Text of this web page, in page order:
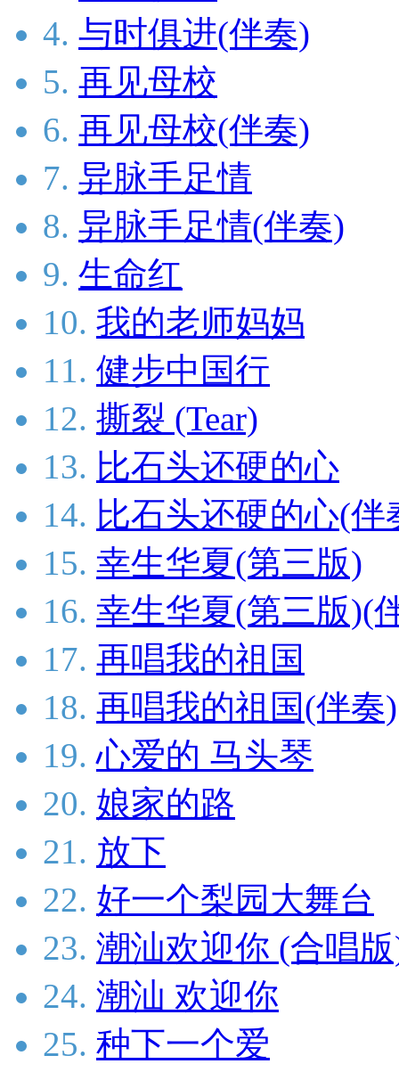
4. 与时俱进(伴奏)
5. 再见母校
6. 再见母校(伴奏)
7. 异脉手足情
8. 异脉手足情(伴奏)
9. 生命红
10. 我的老师妈妈
11. 健步中国行
12. 撕裂 (Tear)
13. 比石头还硬的心
14. 比石头还硬的心(伴
15. 幸生华夏(第三版)
16. 幸生华夏(第三版)(
17. 再唱我的祖国
18. 再唱我的祖国(伴奏)
19. 心爱的 马头琴
20. 娘家的路
21. 放下
22. 好一个梨园大舞台
23. 潮汕欢迎你 (合唱
24. 潮汕 欢迎你
25. 种下一个爱